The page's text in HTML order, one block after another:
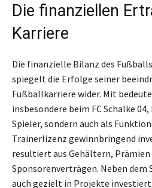
Die finanziellen
Karriere
Die finanzielle Bilanz des
spiegelt die Erfolge seiner
Fußballkarriere wider. Mit
insbesondere beim FC Schalke
Spieler, sondern auch als
Trainerlizenz gewinnbringend
resultiert aus Gehältern,
Sponsorenverträgen. Neben dem
auch gezielt in Projekte